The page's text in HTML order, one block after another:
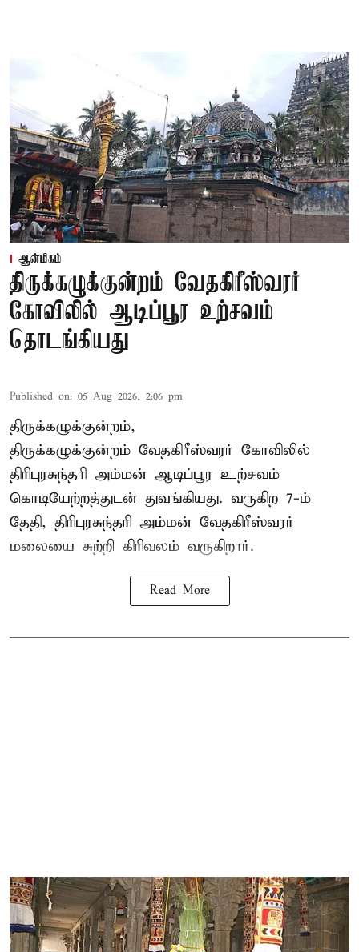
ஆன்மிகம்
திருக்கழுக்குன்றம் வேதகிரீஸ்வரர்
கோவிலில் ஆடிப்பூர உற்சவம்
தொடங்கியது
Published on: 05 Aug 2026, 2:06 pm
திருக்கழுக்குன்றம்,
திருக்கழுக்குன்றம் வேதகிரீஸ்வரர் கோவிலில்
திரிபுரசுந்தரி அம்மன் ஆடிப்பூர உற்சவம்
கொடியேற்றத்துடன் துவங்கியது. வருகிற 7-ம்
தேதி, திரிபுரசுந்தரி அம்மன் வேதகிரீஸ்வரர்
மலையை சுற்றி கிரிவலம் வருகிறார்.
Read More